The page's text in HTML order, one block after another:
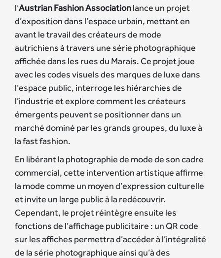
l‘Austrian Fashion Associationlance un projet
d’exposition dans l’espace urbain, mettant en
avant le travail des créateurs de mode
autrichiens à travers une série photographique
affichée dans les rues du Marais. Ce projet joue
avec les codes visuels des marques de luxe dans
l’espace public, interroge les hiérarchies de
l’industrie et explore comment les créateurs
émergents peuvent se positionner dans un
marché dominé par les grands groupes, du luxe à
la fast fashion.
En libérant la photographie de mode de son cadre
commercial, cette intervention artistique affirme
la mode comme un moyen d’expression culturelle
et invite un large public à la redécouvrir.
Cependant, le projet réintègre ensuite les
fonctions de l’affichage publicitaire : un QR code
sur les affiches permettra d’accéder à l’intégralité
de la série photographique ainsi qu’à des